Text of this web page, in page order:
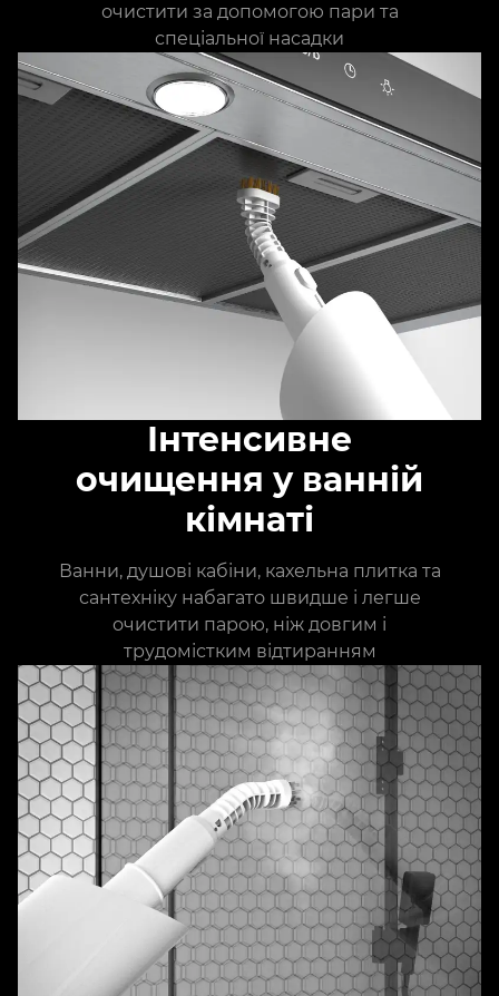
очистити за допомогою пари та
спеціальної насадки
Інтенсивне
очищення у ванній
кімнаті
Ванни, душові кабіни, кахельна плитка та
сантехніку набагато швидше і легше
очистити парою, ніж довгим і
трудомістким відтиранням